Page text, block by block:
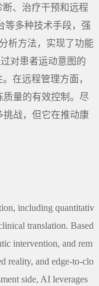
、治疗干预和远程
等多种技术手段，强
析方法，实现了功能
对患者运动意图的
在远程管理方面，
量的有效控制。尽
战，但它在推动康
including quantitativ
translation. Based
intervention, and rem
reality, and edge-to-clo
side, AI leverages